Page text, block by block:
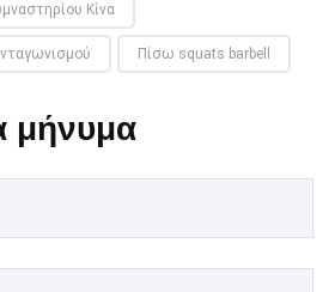
Κίνα
Πίσω squats barbell
μήνυμα